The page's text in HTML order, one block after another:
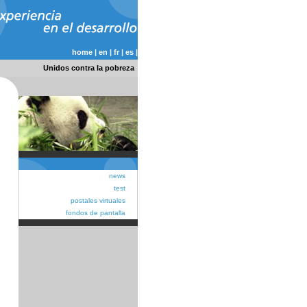
home | en | fr | es |
Unidos contra la pobreza
news
test
postales virtuales
fondos de pantalla